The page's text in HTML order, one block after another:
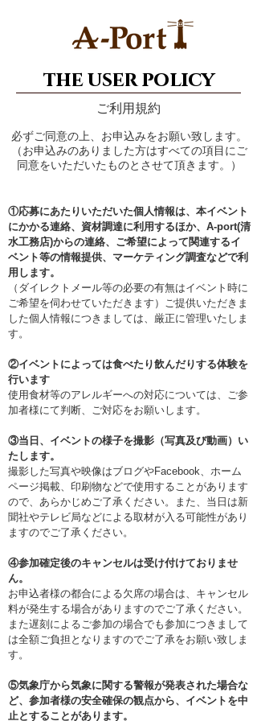
the user policy
ご利用規約
必ずご同意の上、お申込みをお願い致します。
（お申込みのありました方はすべての項目にご
同意をいただいたものとさせて頂きます。）
①応募にあたりいただいた個人情報は、本イベント
にかかる連絡、資材調達に利用するほか、A-port(清
水工務店)からの連絡、ご希望によって関連するイ
ベント等の情報提供、マーケティング調査などで利
用します。
（ダイレクトメール等の必要の有無はイベント時に
ご希望を伺わせていただきます）ご提供いただきま
した個人情報につきましては、厳正に管理いたしま
す。
②イベントによっては食べたり飲んだりする体験を
行います
使用食材等のアレルギーへの対応については、ご参
加者様にて判断、ご対応をお願いします。
③当日、イベントの様子を撮影（写真及び動画）い
たします。
撮影した写真や映像はブログやFacebook、ホーム
ページ掲載、印刷物などで使用することがあります
ので、あらかじめご了承ください。また、当日は新
聞社やテレビ局などによる取材が入る可能性があり
ますのでご了承ください。
④参加確定後のキャンセルは受け付けておりませ
ん。
お申込者様の都合による欠席の場合は、キャンセル
料が発生する場合がありますのでご了承ください。
また遅刻によるご参加の場合でも参加につきまして
は全額ご負担となりますのでご了承をお願い致しま
す。
⑤気象庁から気象に関する警報が発表された場合な
ど、参加者様の安全確保の観点から、イベントを中
止とすることがあります。